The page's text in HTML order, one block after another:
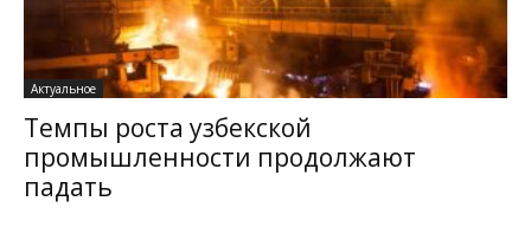
Актуальное
Темпы роста узбекской
промышленности продолжают
падать